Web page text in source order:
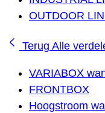
OUTDOOR
Terug Alle
VARIABOX
FRONTBOX
Hoogstroom